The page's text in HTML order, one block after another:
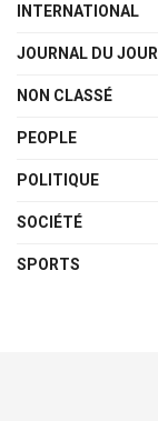
INTERNATIONAL
JOURNAL DU JOUR
NON CLASSÉ
PEOPLE
POLITIQUE
SOCIÉTÉ
SPORTS